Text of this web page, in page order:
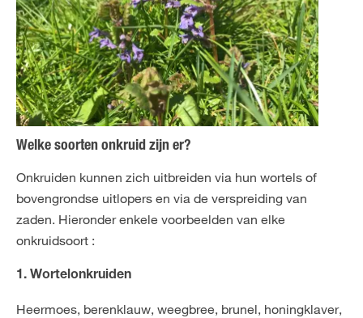
Welke soorten onkruid zijn er?
Onkruiden kunnen zich uitbreiden via hun wortels of
bovengrondse uitlopers en via de verspreiding van
zaden. Hieronder enkele voorbeelden van elke
onkruidsoort :
1. Wortelonkruiden
Heermoes, berenklauw, weegbree, brunel, honingklaver,